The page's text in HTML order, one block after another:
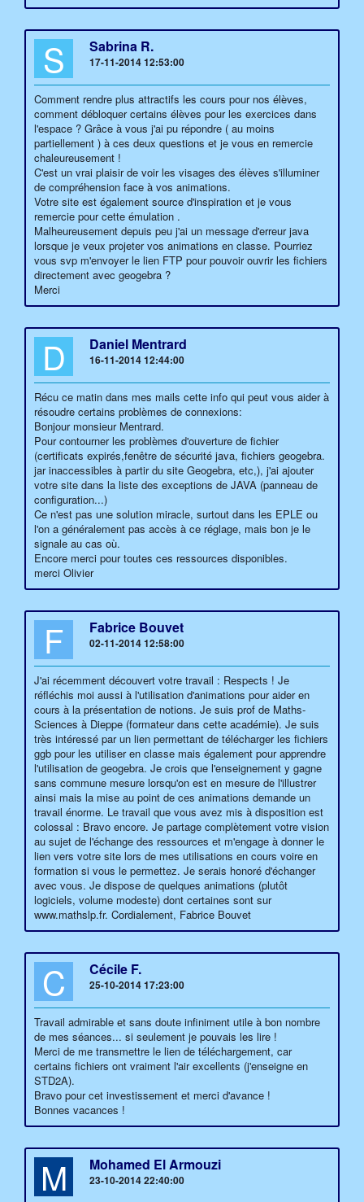
S Sabrina R.
17-11-2014 12:53:00
Comment rendre plus attractifs les cours pour nos élèves,
comment débloquer certains élèves pour les exercices dans
l'espace ? Grâce à vous j'ai pu répondre ( au moins
partiellement ) à ces deux questions et je vous en remercie
chaleureusement !
C'est un vrai plaisir de voir les visages des élèves s'illuminer
de compréhension face à vos animations.
Votre site est également source d'inspiration et je vous
remercie pour cette émulation .
Malheureusement depuis peu j'ai un message d'erreur java
lorsque je veux projeter vos animations en classe. Pourriez
vous svp m'envoyer le lien FTP pour pouvoir ouvrir les fichiers
directement avec geogebra ?
Merci
D Daniel Mentrard
16-11-2014 12:44:00
Récu ce matin dans mes mails cette info qui peut vous aider à
résoudre certains problèmes de connexions:
Bonjour monsieur Mentrard.
Pour contourner les problèmes d'ouverture de fichier
(certificats expirés,fenêtre de sécurité java, fichiers geogebra.
jar inaccessibles à partir du site Geogebra, etc,), j'ai ajouter
votre site dans la liste des exceptions de JAVA (panneau de
configuration...)
Ce n'est pas une solution miracle, surtout dans les EPLE ou
l'on a généralement pas accès à ce réglage, mais bon je le
signale au cas où.
Encore merci pour toutes ces ressources disponibles.
merci Olivier
F Fabrice Bouvet
02-11-2014 12:58:00
J'ai récemment découvert votre travail : Respects ! Je
réfléchis moi aussi à l'utilisation d'animations pour aider en
cours à la présentation de notions. Je suis prof de Maths-
Sciences à Dieppe (formateur dans cette académie). Je suis
très intéressé par un lien permettant de télécharger les fichiers
ggb pour les utiliser en classe mais également pour apprendre
l'utilisation de geogebra. Je crois que l'enseignement y gagne
sans commune mesure lorsqu'on est en mesure de l'illustrer
ainsi mais la mise au point de ces animations demande un
travail énorme. Le travail que vous avez mis à disposition est
colossal : Bravo encore. Je partage complètement votre vision
au sujet de l'échange des ressources et m'engage à donner le
lien vers votre site lors de mes utilisations en cours voire en
formation si vous le permettez. Je serais honoré d'échanger
avec vous. Je dispose de quelques animations (plutôt
logiciels, volume modeste) dont certaines sont sur
www.mathslp.fr. Cordialement, Fabrice Bouvet
C Cécile F.
25-10-2014 17:23:00
Travail admirable et sans doute infiniment utile à bon nombre
de mes séances... si seulement je pouvais les lire !
Merci de me transmettre le lien de téléchargement, car
certains fichiers ont vraiment l'air excellents (j'enseigne en
STD2A).
Bravo pour cet investissement et merci d'avance !
Bonnes vacances !
M Mohamed El Armouzi
23-10-2014 22:40:00